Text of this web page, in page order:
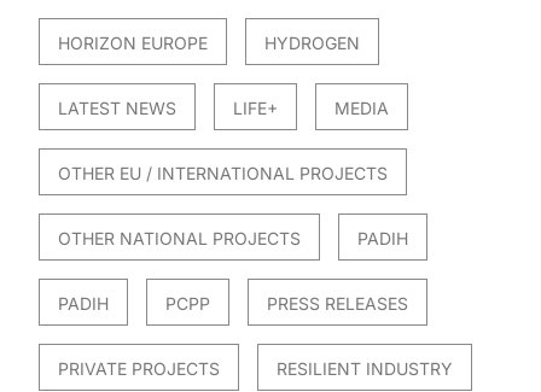
HORIZON EUROPE HYDROGEN
LATEST NEWS LIFE+ MEDIA
OTHER EU / INTERNATIONAL PROJECTS
OTHER NATIONAL PROJECTS PADIH
PADIH PCPP PRESS RELEASES
PRIVATE PROJECTS RESILIENT INDUSTRY